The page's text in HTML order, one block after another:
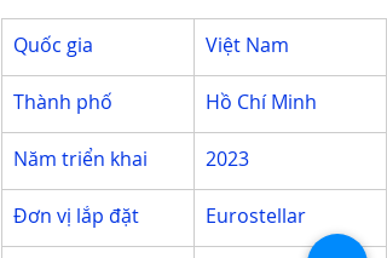
Quốc gia Việt Nam
Thành phố Hồ Chí Minh
Năm triển khai 2023
Đơn vị lắp đặt Eurostellar